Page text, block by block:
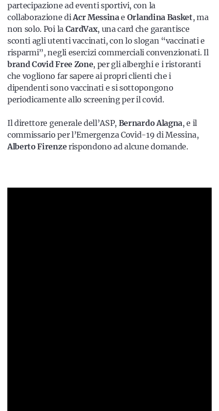
partecipazione ad eventi sportivi, con la
collaborazione diAcr Messinae Orlandina Basket, ma
non solo. Poi la CardVax, una card che garantisce
sconti agli utenti vaccinati, con lo slogan “vaccinati e
risparmi”, negli esercizi commerciali convenzionati. Il
brandCovid Free Zone, per gli alberghi e i ristoranti
che vogliono far sapere ai propri clienti che i
dipendenti sono vaccinati e si sottopongono
periodicamente allo screening per il covid.
Il direttore generale dell’ASP, Bernardo Alagna, e il
commissario per l’Emergenza Covid-19 di Messina,
Alberto Firenzerispondono ad alcune domande.